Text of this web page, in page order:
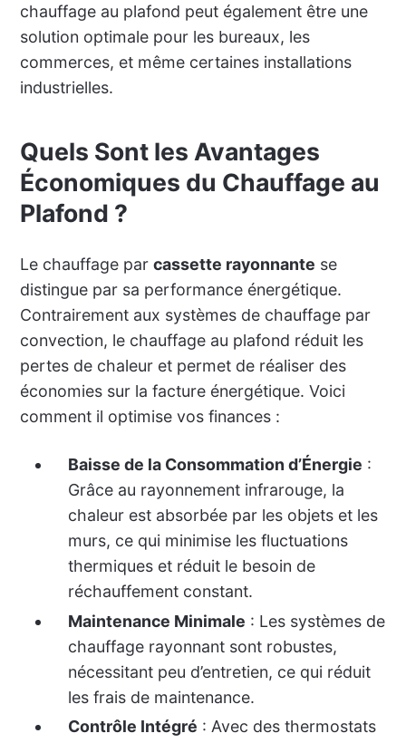
chauffage au plafond peut également être une
solution optimale pour les bureaux, les
commerces, et même certaines installations
industrielles.
Quels Sont les Avantages
Économiques du Chauffage au
Plafond ?
Le chauffage par cassette rayonnante se
distingue par sa performance énergétique.
Contrairement aux systèmes de chauffage par
convection, le chauffage au plafond réduit les
pertes de chaleur et permet de réaliser des
économies sur la facture énergétique. Voici
comment il optimise vos finances :
Baisse de la Consommation d’Énergie :
Grâce au rayonnement infrarouge, la
chaleur est absorbée par les objets et les
murs, ce qui minimise les fluctuations
thermiques et réduit le besoin de
réchauffement constant.
Maintenance Minimale : Les systèmes de
chauffage rayonnant sont robustes,
nécessitant peu d’entretien, ce qui réduit
les frais de maintenance.
Contrôle Intégré : Avec des thermostats